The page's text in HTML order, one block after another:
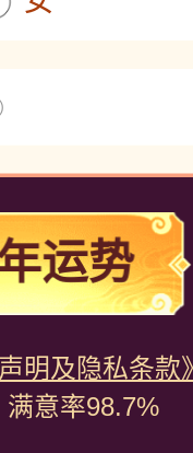
运势
声明及隐私条款
意率98.7%